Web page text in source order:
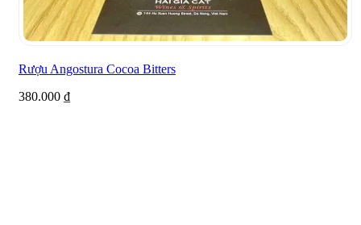
Rượu Angostura Cocoa Bitters
380.000 ₫